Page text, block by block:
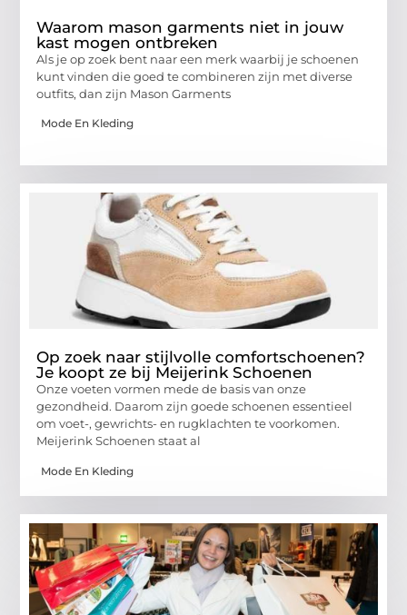
Waarom mason garments niet in jouw
kast mogen ontbreken
Als je op zoek bent naar een merk waarbij je schoenen
kunt vinden die goed te combineren zijn met diverse
outfits, dan zijn Mason Garments
Mode En Kleding
Op zoek naar stijlvolle comfortschoenen?
Je koopt ze bij Meijerink Schoenen
Onze voeten vormen mede de basis van onze
gezondheid. Daarom zijn goede schoenen essentieel
om voet-, gewrichts- en rugklachten te voorkomen.
Meijerink Schoenen staat al
Mode En Kleding